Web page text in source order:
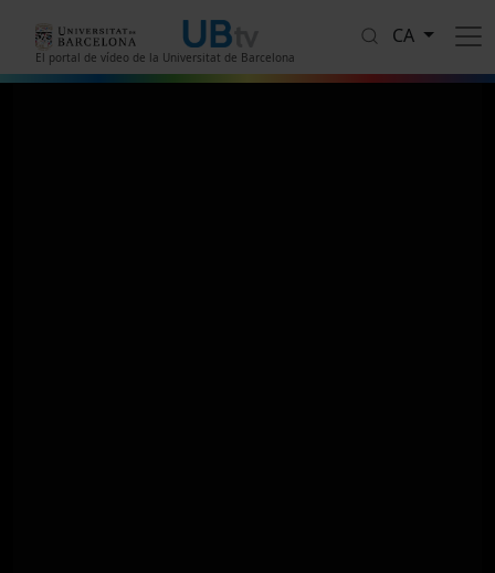
El portal de vídeo de la Universitat de Barcelona
CA